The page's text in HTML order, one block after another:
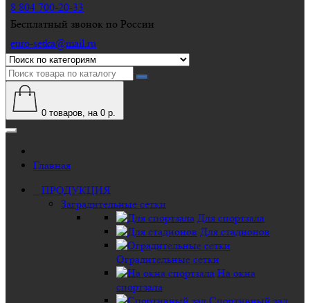
8 804 700-20-33
Бесплатный звонок по России
euro-setka@mail.ru
0 товаров, на 0 р.
Главная
ПРОДУКЦИЯ
Заградительные сетки
Для спортзала
Для стадионов
Оградительные сетки
На окна
спортзала